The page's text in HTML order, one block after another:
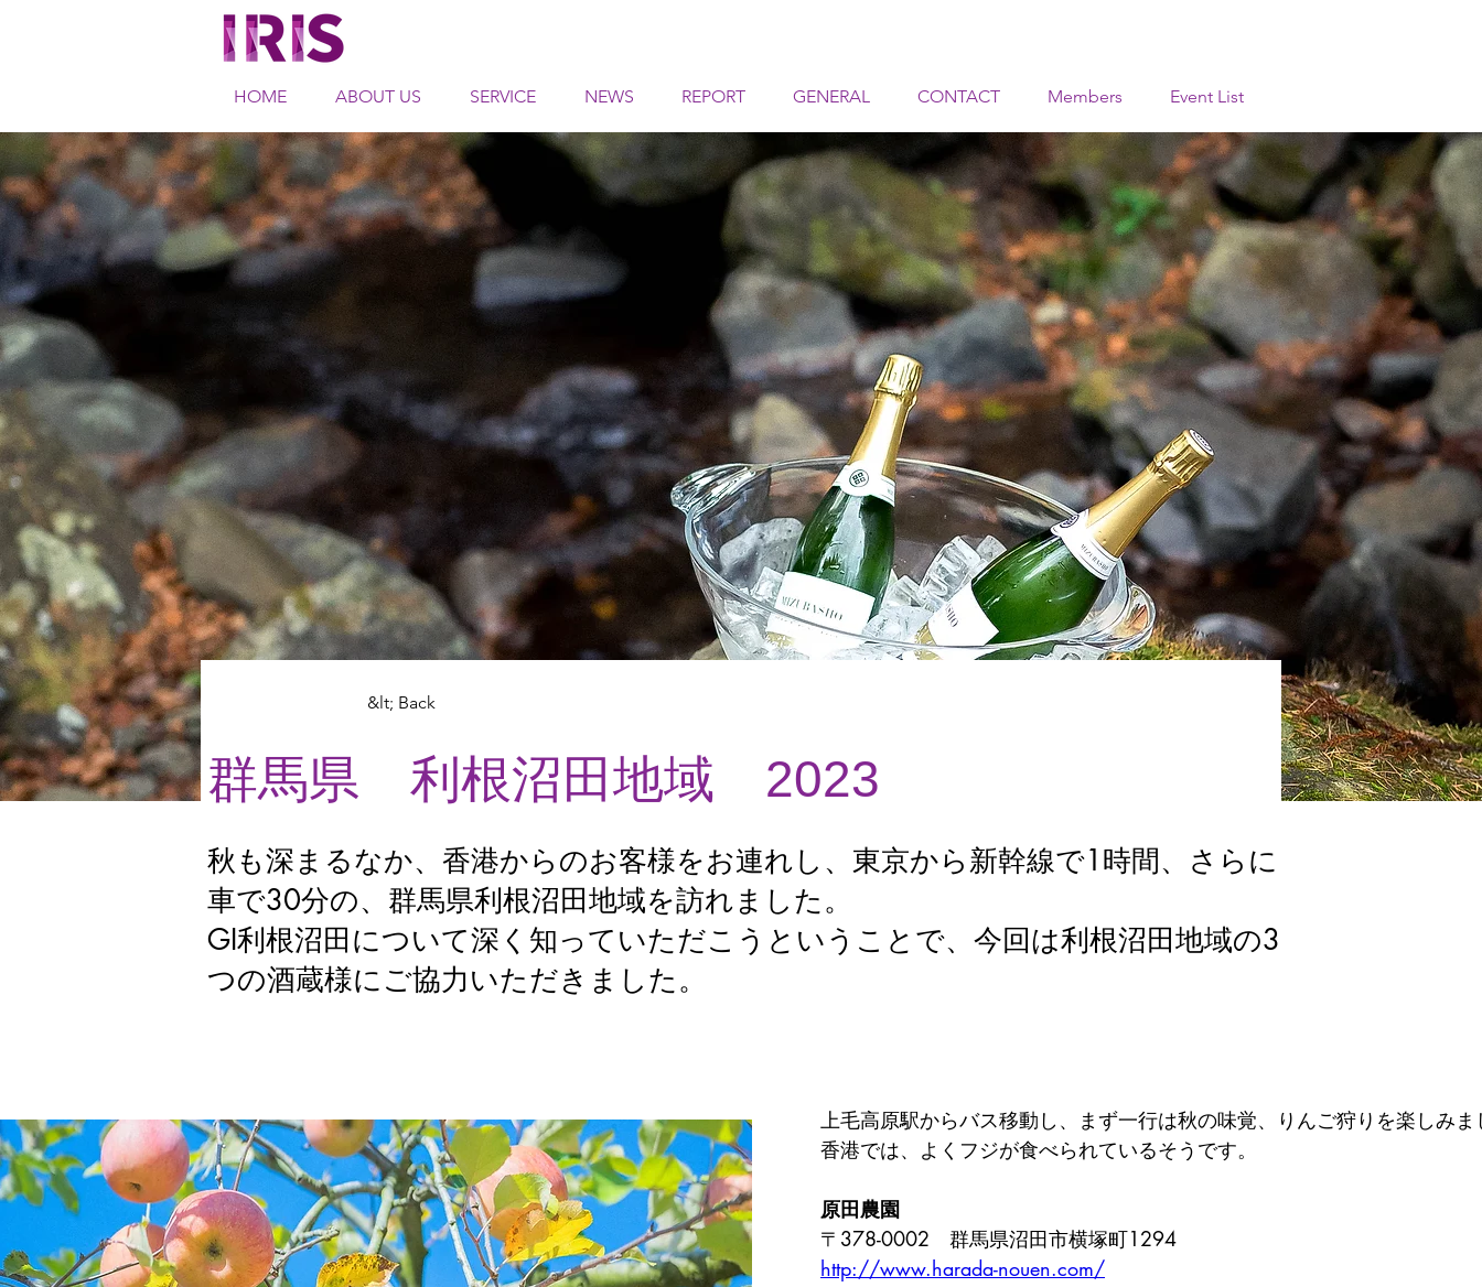
HOME ABOUT US SERVICE NEWS REPORT GENERAL CONTACT Members Event List
&lt; Back
群馬県 利根沼田地域 2023
秋も深まるなか、香港からのお客様をお連れし、東京から新幹線で1時間、さらに
車で30分の、群馬県利根沼田地域を訪れました。
GI利根沼田について深く知っていただこうということで、今回は利根沼田地域の3
つの酒蔵様にご協力いただきました。
上毛高原駅からバス移動し、まず一行は秋の味覚、りんご狩りを楽しみま
香港では、よくフジが食べられているそうです。
原田農園
〒378-0002　群馬県沼田市横塚町1294
http://www.harada-nouen.com/